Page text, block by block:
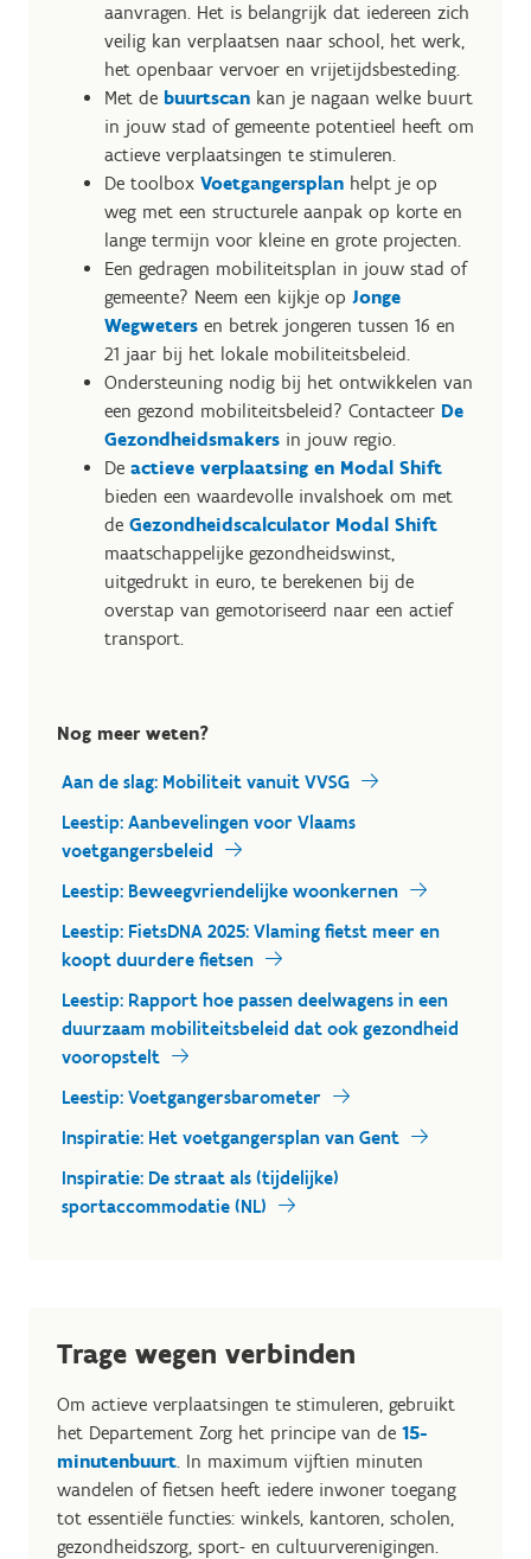
aanvragen. Het is belangrijk dat iedereen zich
veilig kan verplaatsen naar school, het werk,
het openbaar vervoer en vrijetijdsbesteding.
Met de buurtscan kan je nagaan welke buurt
in jouw stad of gemeente potentieel heeft om
actieve verplaatsingen te stimuleren.
De toolbox Voetgangersplan helpt je op
weg met een structurele aanpak op korte en
lange termijn voor kleine en grote projecten.
Een gedragen mobiliteitsplan in jouw stad of
gemeente? Neem een kijkje op Jonge
Wegweters en betrek jongeren tussen 16 en
21 jaar bij het lokale mobiliteitsbeleid.
Ondersteuning nodig bij het ontwikkelen van
een gezond mobiliteitsbeleid? Contacteer De
Gezondheidsmakers in jouw regio.
De actieve verplaatsing en Modal Shift
bieden een waardevolle invalshoek om met
de Gezondheidscalculator Modal Shift
maatschappelijke gezondheidswinst,
uitgedrukt in euro, te berekenen bij de
overstap van gemotoriseerd naar een actief
transport.
Nog meer weten?
Aan de slag: Mobiliteit vanuit VVSG
Leestip: Aanbevelingen voor Vlaams
voetgangersbeleid
Leestip: Beweegvriendelijke woonkernen
Leestip: FietsDNA 2025: Vlaming fietst meer en
koopt duurdere fietsen
Leestip: Rapport hoe passen deelwagens in een
duurzaam mobiliteitsbeleid dat ook gezondheid
vooropstelt
Leestip: Voetgangersbarometer
Inspiratie: Het voetgangersplan van Gent
Inspiratie: De straat als (tijdelijke)
sportaccommodatie (NL)
Trage wegen verbinden
Om actieve verplaatsingen te stimuleren, gebruikt
het Departement Zorg het principe van de 15-
minutenbuurt. In maximum vijftien minuten
wandelen of fietsen heeft iedere inwoner toegang
tot essentiële functies: winkels, kantoren, scholen,
gezondheidszorg, sport- en cultuurverenigingen.